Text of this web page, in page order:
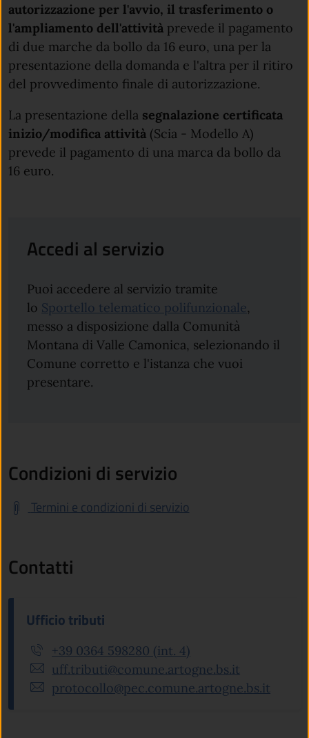
autorizzazione per l'avvio, il trasferimento o
l'ampliamento dell'attività prevede il pagamento
di due marche da bollo da 16 euro, una per la
presentazione della domanda e l'altra per il ritiro
del provvedimento finale di autorizzazione.
La presentazione della segnalazione certificata
inizio/modifica attività (Scia - Modello A)
prevede il pagamento di una marca da bollo da
16 euro.
Accedi al servizio
Puoi accedere al servizio tramite
lo Sportello telematico polifunzionale,
messo a disposizione dalla Comunità
Montana di Valle Camonica, selezionando il
Comune corretto e l'istanza che vuoi
presentare.
Condizioni di servizio
Termini e condizioni di servizio
Contatti
Ufficio tributi
+39 0364 598280 (int. 4)
uff.tributi@comune.artogne.bs.it
protocollo@pec.comune.artogne.bs.it